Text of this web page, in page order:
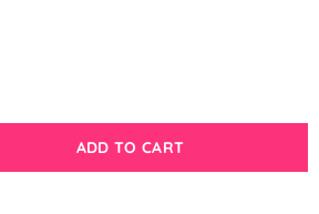
ADD TO CART